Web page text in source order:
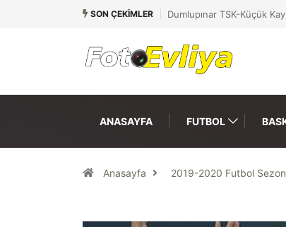
SON ÇEKIMLER Dumlupınar TSK-Küçük
ANASAYFA FUTBOL
Anasayfa 2019-2020 Futbol